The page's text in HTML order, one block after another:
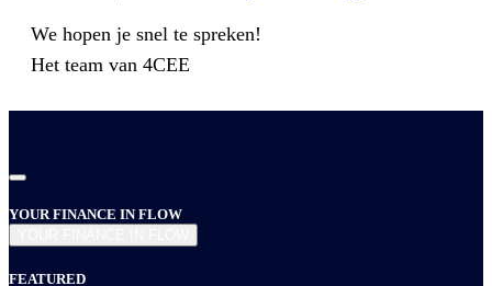
We hopen je snel te spreken!
Het team van 4CEE
YOUR FINANCE IN FLOW
FEATURED